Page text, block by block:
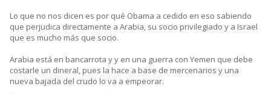
Lo que no nos dicen es por qué Obama a cedido en eso sabiendo
que perjudica directamente a Arabia, su socio privilegiado y a Israel
que es mucho más que socio.
Arabia está en bancarrota y y en una guerra con Yemen que debe
costarle un dineral, pues la hace a base de mercenarios y una
nueva bajada del crudo lo va a empeorar.